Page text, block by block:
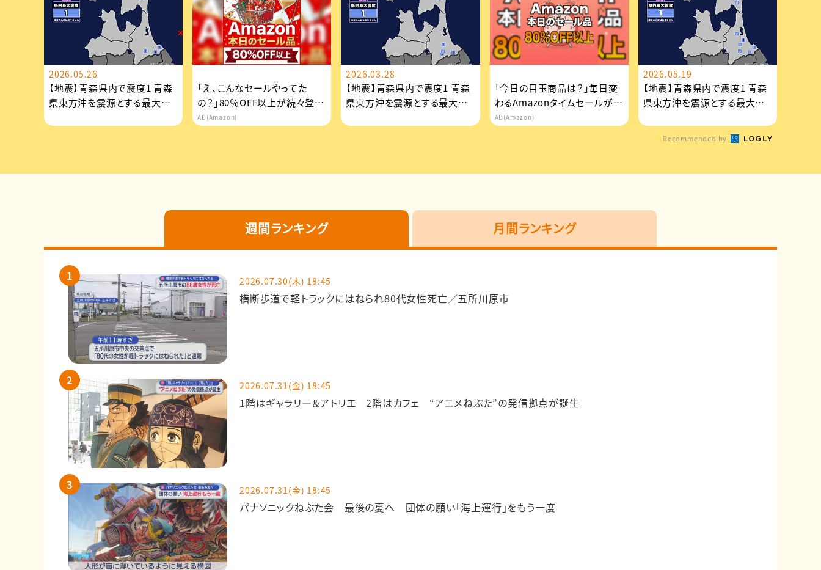
2026.05.26
【地震】青森県内で震度1 青森
県東方沖を震源とする最大震
「え、こんなセールやってた
の？」80％OFF以上が続々登
場！Amazonの本気が...
AD(Amazon)
2026.03.28
【地震】青森県内で震度1 青森
県東方沖を震源とする最大震
「今日の目玉商品は？」毎日変
わるAmazonタイムセールが見
逃せない
AD(Amazon)
2026.05.19
【地震】青森県内で震度1 青森
県東方沖を震源とする最大震
Recommended by
週間ランキング 月間ランキング
2026.07.30(木) 18:45
横断歩道で軽トラックにはねられ80代女性死亡／五所川原市
2026.07.31(金) 18:45
1階はギャラリー＆アトリエ 2階はカフェ “アニメねぶた”の発信拠点が誕生
2026.07.31(金) 18:45
パナソニックねぶた会 最後の夏へ 団体の願い「海上運行」をもう一度